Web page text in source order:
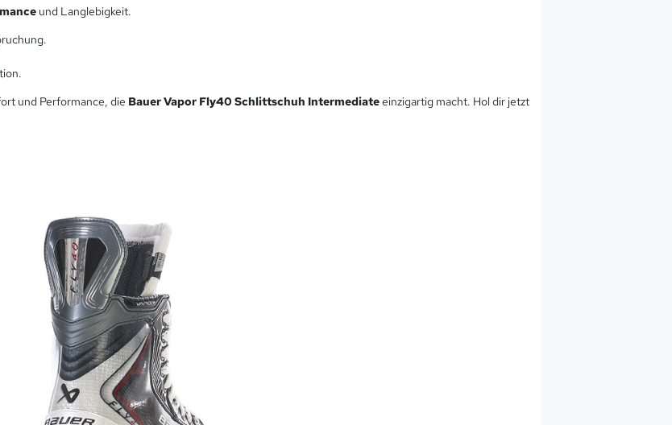
und Langlebigkeit.
und Performance, die Bauer Vapor Fly40 Schlittschuh Intermediateeinzigartig macht. Hol dir jetzt